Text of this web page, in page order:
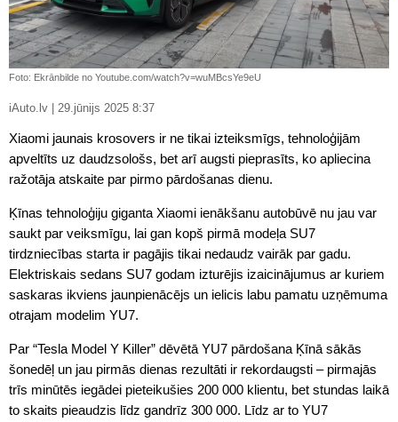
Foto: Ekrānbilde no Youtube.com/watch?v=wuMBcsYe9eU
iAuto.lv | 29.jūnijs 2025 8:37
Xiaomi jaunais krosovers ir ne tikai izteiksmīgs, tehnoloģijām
apveltīts uz daudzsološs, bet arī augsti pieprasīts, ko apliecina
ražotāja atskaite par pirmo pārdošanas dienu.
Ķīnas tehnoloģiju giganta Xiaomi ienākšanu autobūvē nu jau var
saukt par veiksmīgu, lai gan kopš pirmā modeļa SU7
tirdzniecības starta ir pagājis tikai nedaudz vairāk par gadu.
Elektriskais sedans SU7 godam izturējis izaicinājumus ar kuriem
saskaras ikviens jaunpienācējs un ielicis labu pamatu uzņēmuma
otrajam modelim YU7.
Par “Tesla Model Y Killer” dēvētā YU7 pārdošana Ķīnā sākās
šonedēļ un jau pirmās dienas rezultāti ir rekordaugsti – pirmajās
trīs minūtēs iegādei pieteikušies 200 000 klientu, bet stundas laikā
to skaits pieaudzis līdz gandrīz 300 000. Līdz ar to YU7